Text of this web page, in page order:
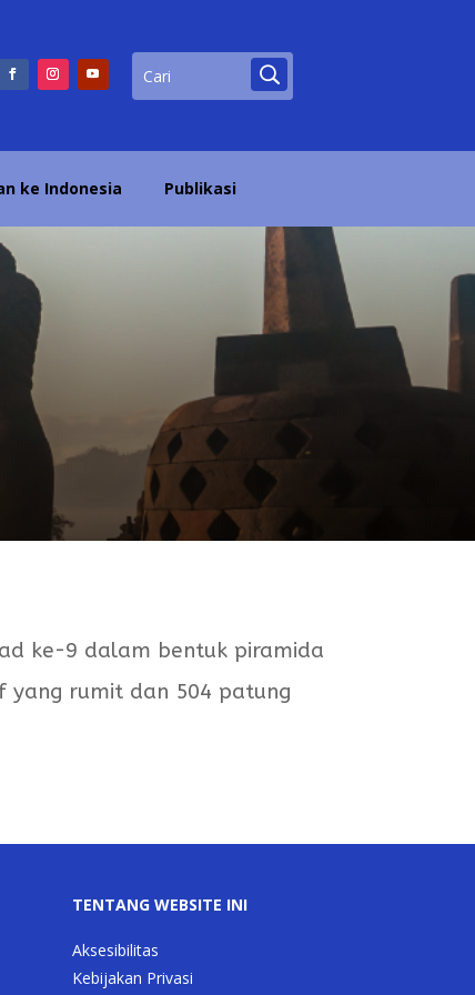
ke Indonesia Publikasi
ke-9 dalam bentuk piramida
yang rumit dan 504 patung
TENTANG WEBSITE INI
Aksesibilitas
Kebijakan Privasi